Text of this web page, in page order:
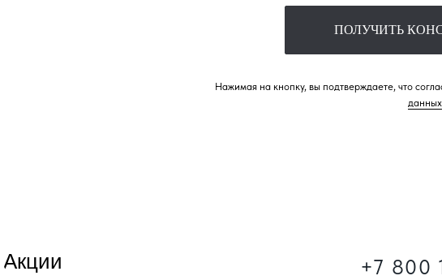
ПОЛУЧИТЬ
Нажимая на кнопку, вы подтверждаете, что
данных
+7 800
Акции